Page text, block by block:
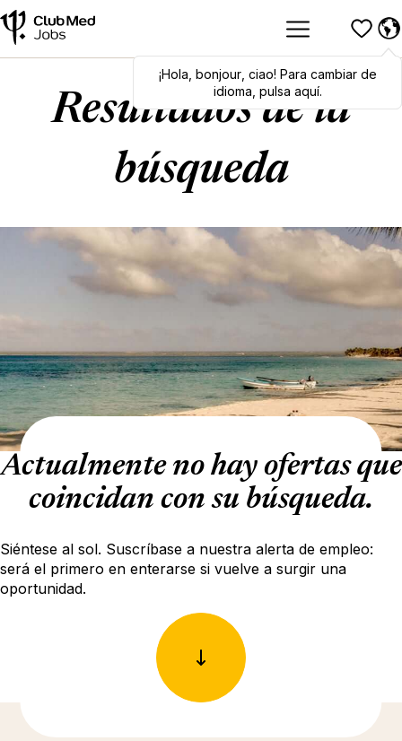
Hola,bonjour,ciao! To switch
languages, click here!
¡Hola bonjour, ciao! Para cambiar de
idioma, pulsa aquí.
Resultados de la
búsqueda
Actualmente no hay ofertas que
coincidan con su búsqueda.
Siéntese al sol. Suscríbase a nuestra alerta de empleo:
será el primero en enterarse si vuelve a surgir una
oportunidad.